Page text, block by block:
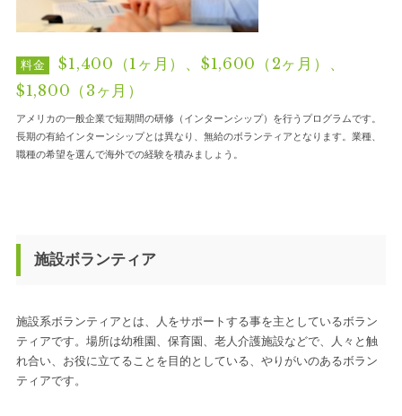
料金
$1,400（1ヶ月）、$1,600（2ヶ月）、
$1,800（3ヶ月）
アメリカの一般企業で短期間の研修（インターンシップ）を行うプログラムです。
長期の有給インターンシップとは異なり、無給のボランティアとなります。業種、
職種の希望を選んで海外での経験を積みましょう。
施設ボランティア
施設系ボランティアとは、人をサポートする事を主としているボラン
ティアです。場所は幼稚園、保育園、老人介護施設などで、人々と触
れ合い、お役に立てることを目的としている、やりがいのあるボラン
ティアです。